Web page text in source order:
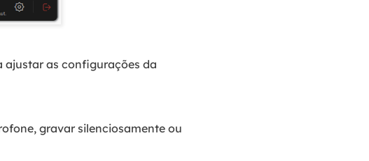
ajustar as configurações da
gravar silenciosamente ou